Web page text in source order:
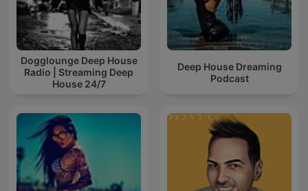
Dogglounge Deep House
Radio | Streaming Deep
House 24/7
Deep House Dreaming
Podcast